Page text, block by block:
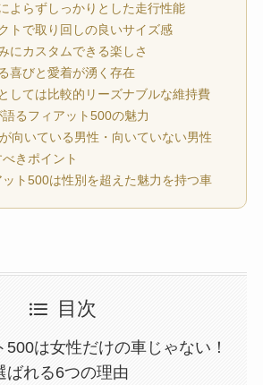
よらずしっかりとした走行性能
トで取り回しの良いサイズ感
にカスタムできる楽しさ
喜びと愛着が湧く存在
しては比較的リーズナブルな維持費
るフィアット500の魅力
向いている男性・向いていない男性
きポイント
ット500は性別を超えた魅力を持つ車
目次
500は女性だけの車じゃない！
ばれる6つの理由